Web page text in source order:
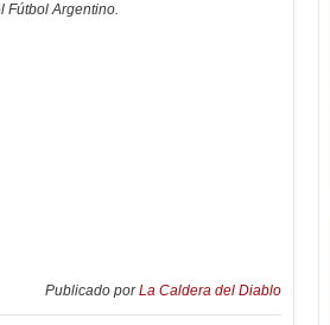
Fútbol Argentino.
Publicado porLa Caldera del Diablo